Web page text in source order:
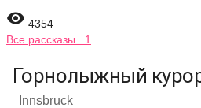
 4354
Все рассказы 1
Горнолыжный
Innsbruck